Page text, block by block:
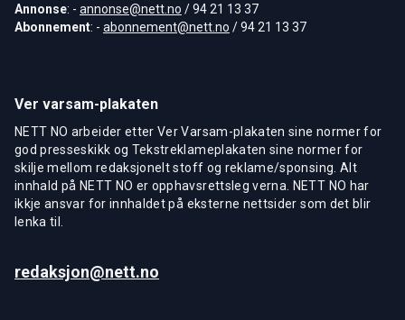
Annonse: - annonse@nett.no / 94 21 13 37
Abonnement: - abonnement@nett.no / 94 21 13 37
Ver varsam-plakaten
NETT NO arbeider etter Ver Varsam-plakaten sine normer for
god presseskikk og Tekstreklameplakaten sine normer for
skilje mellom redaksjonelt stoff og reklame/sponsing. Alt
innhald på NETT NO er opphavsrettsleg verna. NETT NO har
ikkje ansvar for innhaldet på eksterne nettsider som det blir
lenka til.
redaksjon@nett.no